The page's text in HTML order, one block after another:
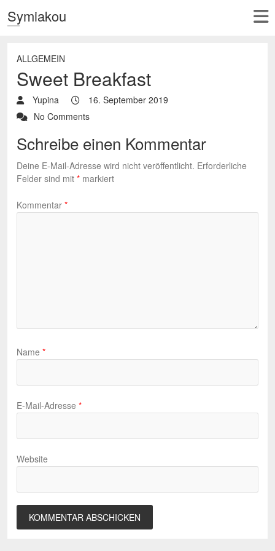
Symiakou
ALLGEMEIN
Sweet Breakfast
Yupina
16. September 2019
No Comments
Schreibe einen Kommentar
Deine E-Mail-Adresse wird nicht veröffentlicht. Erforderliche
Felder sind mit * markiert
Kommentar *
Name *
E-Mail-Adresse *
Website